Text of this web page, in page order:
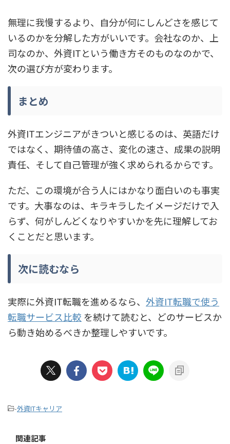
無理に我慢するより、自分が何にしんどさを感じて
いるのかを分解した方がいいです。会社なのか、上
司なのか、外資ITという働き方そのものなのかで、
次の選び方が変わります。
まとめ
外資ITエンジニアがきついと感じるのは、英語だけ
ではなく、期待値の高さ、変化の速さ、成果の説明
責任、そして自己管理が強く求められるからです。
ただ、この環境が合う人にはかなり面白いのも事実
です。大事なのは、キラキラしたイメージだけで入
らず、何がしんどくなりやすいかを先に理解してお
くことだと思います。
次に読むなら
実際に外資IT転職を進めるなら、 外資IT転職で使う
転職サービス比較 を続けて読むと、どのサービスか
ら動き始めるべきか整理しやすいです。
-外資ITキャリア
関連記事